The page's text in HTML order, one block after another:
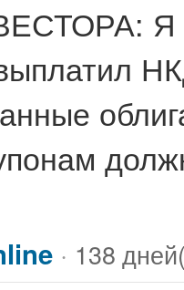
Я
· 138